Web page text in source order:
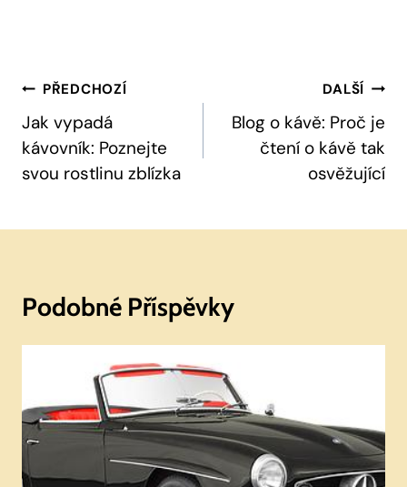
Navigace
Pro
Příspěvek
PŘEDCHOZÍ
Jak vypadá
kávovník: Poznejte
svou rostlinu zblízka
DALŠÍ
Blog o kávě: Proč je
čtení o kávě tak
osvěžující
Podobné Příspěvky